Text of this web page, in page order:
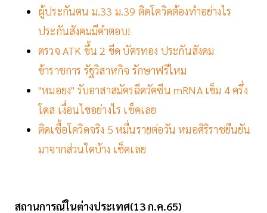
ผู้ประกันตน ม.33 ม.39 ติดโควิดต้องทำอย่างไร
ประกันสังคมมีคำตอบ!
ตรวจ ATK ขึ้น 2 ขีด บัตรทอง ประกันสังคม
ข้าราชการ รัฐวิสาหกิจ รักษาฟรีไหม
"หมอยง" รับอาสาสมัครฉีดวัคซีน mRNA เข็ม 4 ครึ่ง
โดส เงื่อนไขอย่างไร เช็คเลย
ติดเชื้อโควิดจริง 5 หมื่นรายต่อวัน หมอศิริราชยืนยัน
มาจากส่วนใดบ้าง เช็คเลย
สถานการณ์ในต่างประเทศ(13 ก.ค.65)